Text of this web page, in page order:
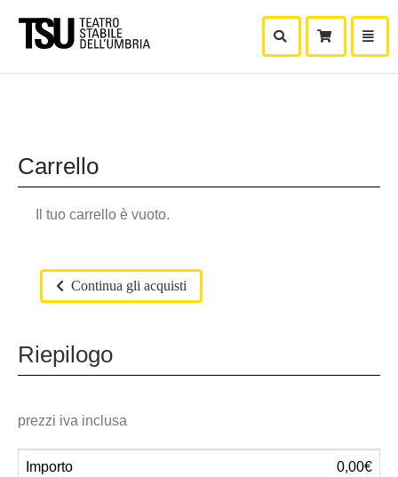
Mostra Ricerca
Carrello
Il tuo carrello è vuoto.
Continua gli acquisti
Riepilogo
prezzi iva inclusa
Importo 0,00€